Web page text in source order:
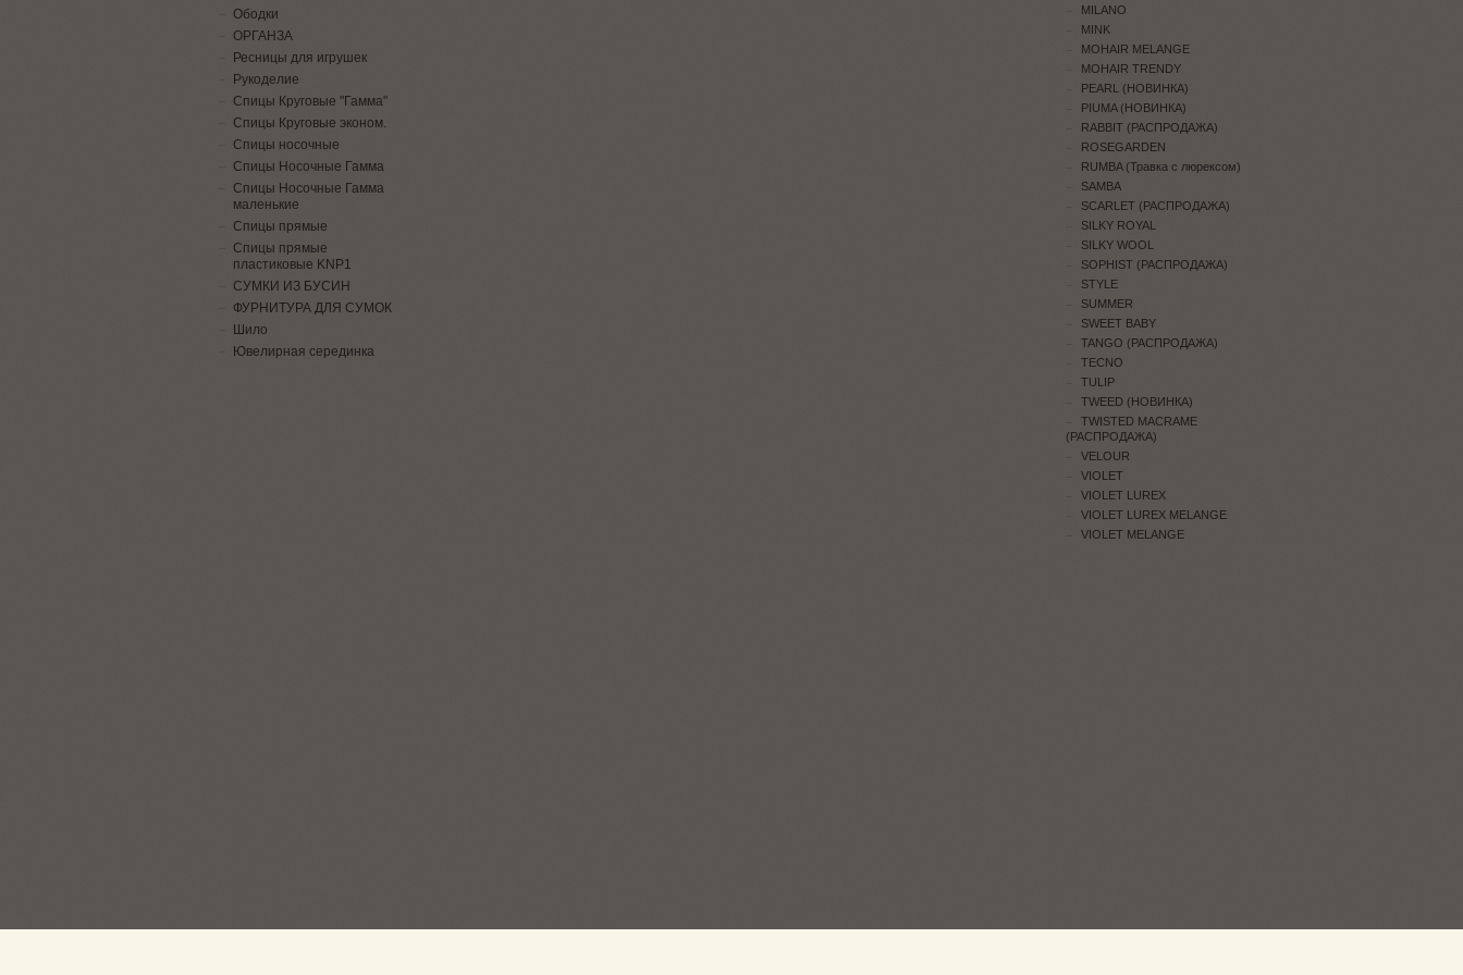
Ободки
ОРГАНЗА
Ресницы для игрушек
Рукоделие
Спицы Круговые "Гамма"
Спицы Круговые эконом.
Спицы носочные
Спицы Носочные Гамма
Спицы Носочные Гамма
маленькие
Спицы прямые
Спицы прямые
пластиковые KNP1
СУМКИ ИЗ БУСИН
ФУРНИТУРА ДЛЯ СУМОК
Шило
Ювелирная серединка
MILANO
MINK
MOHAIR MELANGE
MOHAIR TRENDY
PEARL (НОВИНКА)
PIUMA (НОВИНКА)
RABBIT (РАСПРОДАЖА)
ROSEGARDEN
RUMBA (Травка с люрексом)
SAMBA
SCARLET (РАСПРОДАЖА)
SILKY ROYAL
SILKY WOOL
SOPHIST (РАСПРОДАЖА)
STYLE
SUMMER
SWEET BABY
TANGO (РАСПРОДАЖА)
TECNO
TULIP
TWEED (НОВИНКА)
TWISTED MACRAME
(РАСПРОДАЖА)
VELOUR
VIOLET
VIOLET LUREX
VIOLET LUREX MELANGE
VIOLET MELANGE